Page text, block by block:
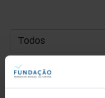
DATA DE INÍCIO